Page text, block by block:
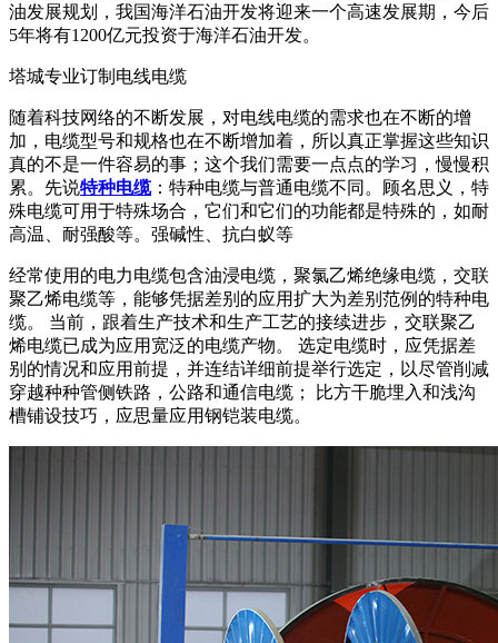
油发展规划，我国海洋石油开发将迎来一个高速发展期，今后
5年将有1200亿元投资于海洋石油开发。
塔城专业订制电线电缆
随着科技网络的不断发展，对电线电缆的需求也在不断的增
加，电缆型号和规格也在不断增加着，所以真正掌握这些知识
真的不是一件容易的事；这个我们需要一点点的学习，慢慢积
累。先说特种电缆：特种电缆与普通电缆不同。顾名思义，特
殊电缆可用于特殊场合，它们和它们的功能都是特殊的，如耐
高温、耐强酸等。强碱性、抗白蚁等
经常使用的电力电缆包含油浸电缆，聚氯乙烯绝缘电缆，交联
聚乙烯电缆等，能够凭据差别的应用扩大为差别范例的特种电
缆。 当前，跟着生产技术和生产工艺的接续进步，交联聚乙
烯电缆已成为应用宽泛的电缆产物。 选定电缆时，应凭据差
别的情况和应用前提，并连结详细前提举行选定，以尽管削减
穿越种种管侧铁路，公路和通信电缆； 比方干脆埋入和浅沟
槽铺设技巧，应思量应用钢铠装电缆。